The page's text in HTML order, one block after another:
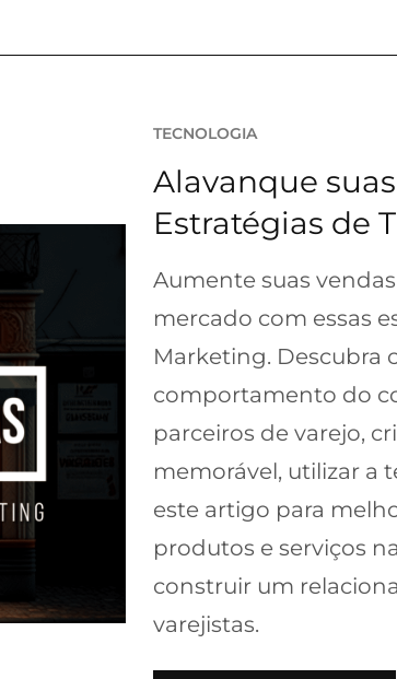
TECNOLOGIA
Alavanque
Estratégias de
Aumente suas
mercado com essas
Marketing. Descubra
comportamento do
parceiros de varejo,
memorável, utilizar a
este artigo para
produtos e serviços
construir um
varejistas.